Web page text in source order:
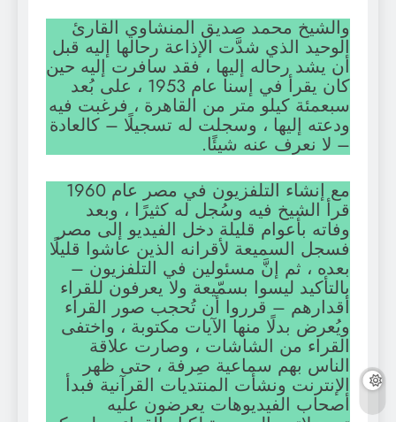
والشيخ محمد صديق المنشاوي القارئ
الوحيد الذي شدَّت الإذاعة رحالها إليه قبل
أن يشد رحاله إليها ، فقد سافرت إليه حين
كان يقرأ في إسنا عام 1953 ، على بُعد
سبعمئة كيلو متر من القاهرة ، فرغبت فيه
ودعته إليها ، وسجلت له تسجيلًا – كالعادة
– لا نعرف عنه شيئًا.
مع إنشاء التلفزيون في مصر عام 1960
قرأ الشيخ فيه وسُجل له كثيرًا ، وبعد
وفاته بأعوام قليلة دخل الفيديو إلى مصر
فسجل السميعة لأقرانه الذين عاشوا قليلًا
بعده ، ثم إنَّ مسئولين في التلفزيون –
بالتأكيد ليسوا بسمّيعة ولا يعرفون للقراء
أقدارهم – قرروا أن تُحجب صور القراء
ويُعرض بدلًا منها الآيات مكتوبة ، واختفى
القراء من الشاشات ، وصارت علاقة
الناس بهم سماعية صِرفة ، حتى ظهر
الإنترنت ونشأت المنتديات القرآنية فبدأ
أصحاب الفيديوهات يعرضون عليه